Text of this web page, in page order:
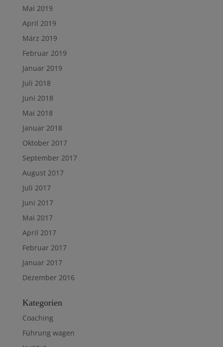
Mai 2019
April 2019
März 2019
Februar 2019
Januar 2019
Juli 2018
Juni 2018
Mai 2018
Januar 2018
Oktober 2017
September 2017
August 2017
Juli 2017
Juni 2017
Mai 2017
April 2017
Februar 2017
Januar 2017
Dezember 2016
Kategorien
Coaching
Führung wagen